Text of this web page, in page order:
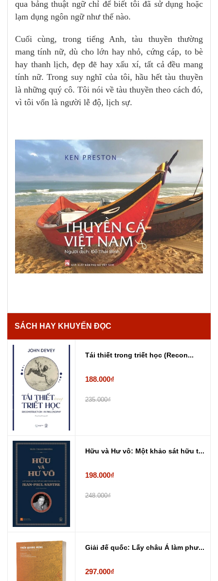
qua bảng thuật ngữ chỉ để biết tôi đã sử dụng hoặc
lạm dụng ngôn ngữ như thế nào.
Cuối cùng, trong tiếng Anh, tàu thuyền thường
mang tính nữ, dù cho lớn hay nhỏ, cứng cáp, to bè
hay thanh lịch, đẹp đẽ hay xấu xí, tất cả đều mang
tính nữ. Trong suy nghĩ của tôi, hầu hết tàu thuyền
là những quý cô. Tôi nói về tàu thuyền theo cách đó,
vì tôi vốn là người lễ độ, lịch sự.
SÁCH HAY KHUYẾN ĐỌC
Tái thiết trong triết học (Recon...
188.000₫
235.000₫
Hữu và Hư vô: Một khảo sát hữu t...
198.000₫
248.000₫
Giải đế quốc: Lấy châu Á làm phư...
297.000₫